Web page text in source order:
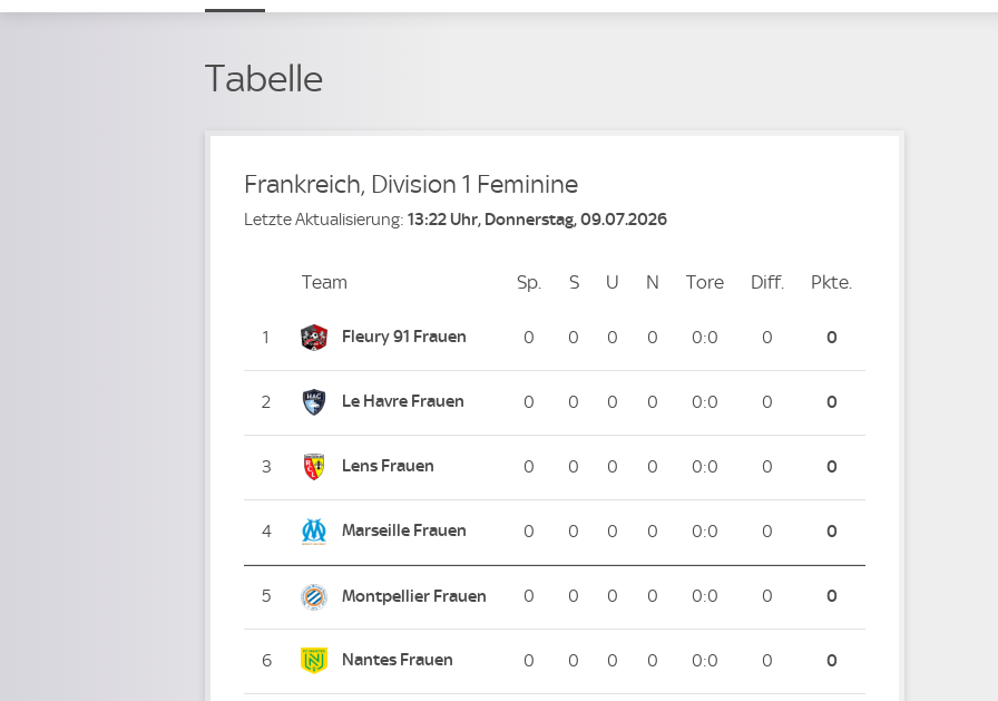
Tabelle
Frankreich, Division 1 Feminine
Letzte Aktualisierung: 13:22 Uhr, Donnerstag, 09.07.2026
PlatzTeam Sp. Spiele
SSiege
U Unentschieden
N Niederlagen
Tore ToreDiff. Differenz
Pkte.
1 Fleury 91 Frauen 0 0 0 0 0:0 0 0
2 Le Havre Frauen 0 0 0 0 0:0 0 0
3 Lens Frauen 0 0 0 0 0:0 0 0
4 Marseille Frauen 0 0 0 0 0:0 0 0
5 Montpellier Frauen 0 0 0 0 0:0 0 0
6 Nantes Frauen 0 0 0 0 0:0 0 0